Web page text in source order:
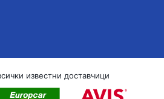
известни доставчици